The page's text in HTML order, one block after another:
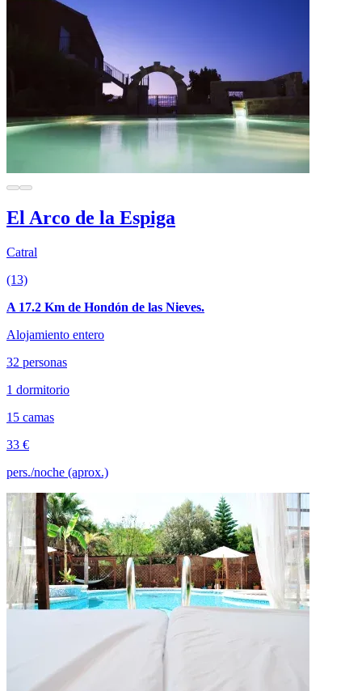
El Arco de la Espiga
Catral
(13)
A 17.2 Km de Hondón de las Nieves.
Alojamiento entero
32 personas
1 dormitorio
15 camas
33 €
pers./noche (aprox.)